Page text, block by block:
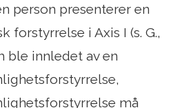
person presenterer en
forstyrrelse i Axis I (s. G.,
ble innledet av en
må